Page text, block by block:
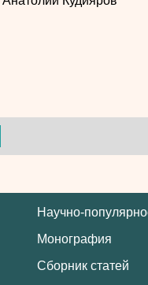
Научно-
Монография
Сборник статей